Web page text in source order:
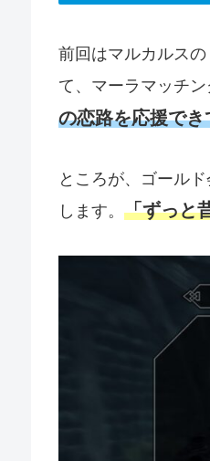
前回はマルカルスの
て、マーラマッチ
の恋路を応援で
ところが、ゴール
します。 「ずっと